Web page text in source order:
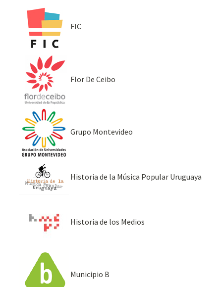
FIC
Flor De Ceibo
Grupo Montevideo
Historia de la Música Popular Uruguaya
Historia de los Medios
Municipio B